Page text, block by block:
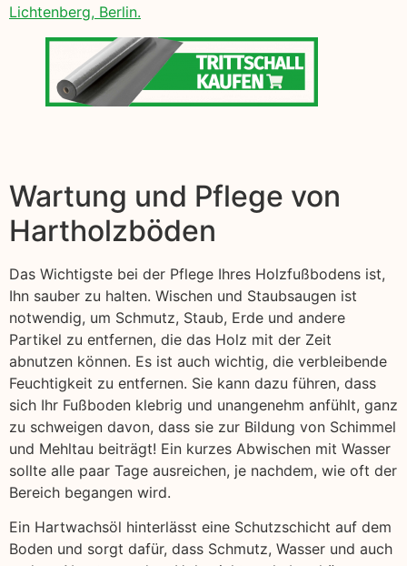
Lichtenberg, Berlin.
Wartung und Pflege von
Hartholzböden
Das Wichtigste bei der Pflege Ihres Holzfußbodens ist,
Ihn sauber zu halten. Wischen und Staubsaugen ist
notwendig, um Schmutz, Staub, Erde und andere
Partikel zu entfernen, die das Holz mit der Zeit
abnutzen können. Es ist auch wichtig, die verbleibende
Feuchtigkeit zu entfernen. Sie kann dazu führen, dass
sich Ihr Fußboden klebrig und unangenehm anfühlt, ganz
zu schweigen davon, dass sie zur Bildung von Schimmel
und Mehltau beiträgt! Ein kurzes Abwischen mit Wasser
sollte alle paar Tage ausreichen, je nachdem, wie oft der
Bereich begangen wird.
Ein Hartwachsöl hinterlässt eine Schutzschicht auf dem
Boden und sorgt dafür, dass Schmutz, Wasser und auch